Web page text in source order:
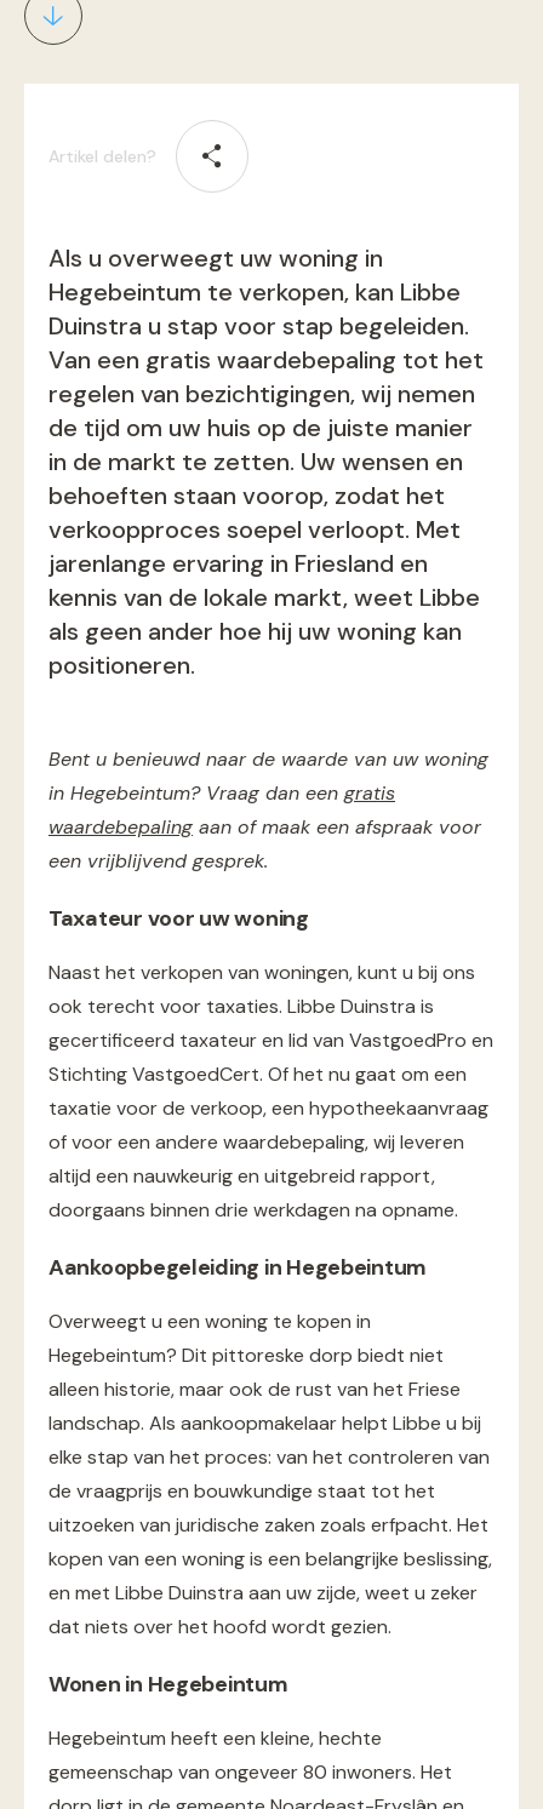
Artikel delen?
Als u overweegt uw woning in
Hegebeintum te verkopen, kan Libbe
Duinstra u stap voor stap begeleiden.
Van een gratis waardebepaling tot het
regelen van bezichtigingen, wij nemen
de tijd om uw huis op de juiste manier
in de markt te zetten. Uw wensen en
behoeften staan voorop, zodat het
verkoopproces soepel verloopt. Met
jarenlange ervaring in Friesland en
kennis van de lokale markt, weet Libbe
als geen ander hoe hij uw woning kan
positioneren​.
Bent u benieuwd naar de waarde van uw woning
in Hegebeintum? Vraag dan een gratis
waardebepaling aan of maak een afspraak voor
een vrijblijvend gesprek.
Taxateur voor uw woning
Naast het verkopen van woningen, kunt u bij ons
ook terecht voor taxaties. Libbe Duinstra is
gecertificeerd taxateur en lid van VastgoedPro en
Stichting VastgoedCert. Of het nu gaat om een
taxatie voor de verkoop, een hypotheekaanvraag
of voor een andere waardebepaling, wij leveren
altijd een nauwkeurig en uitgebreid rapport,
doorgaans binnen drie werkdagen na opname​​.
Aankoopbegeleiding in Hegebeintum
Overweegt u een woning te kopen in
Hegebeintum? Dit pittoreske dorp biedt niet
alleen historie, maar ook de rust van het Friese
landschap. Als aankoopmakelaar helpt Libbe u bij
elke stap van het proces: van het controleren van
de vraagprijs en bouwkundige staat tot het
uitzoeken van juridische zaken zoals erfpacht. Het
kopen van een woning is een belangrijke beslissing,
en met Libbe Duinstra aan uw zijde, weet u zeker
dat niets over het hoofd wordt gezien​.
Wonen in Hegebeintum
Hegebeintum heeft een kleine, hechte
gemeenschap van ongeveer 80 inwoners. Het